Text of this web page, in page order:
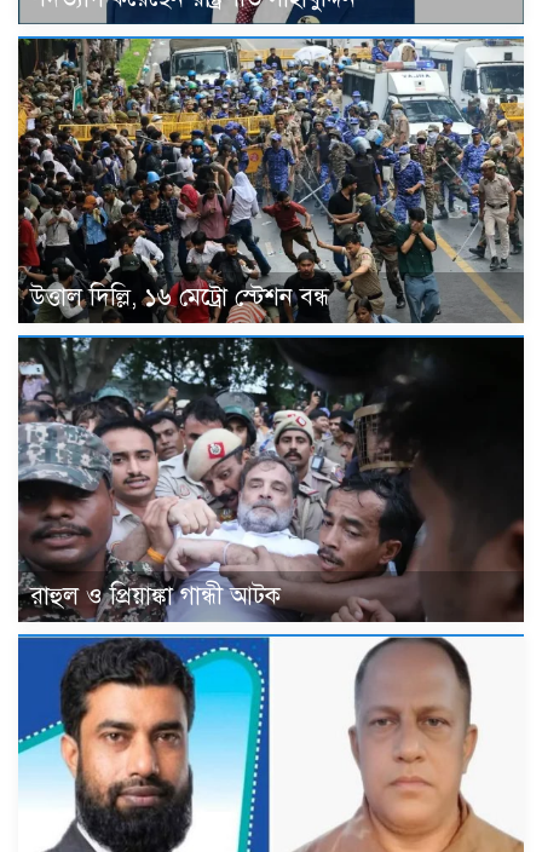
উত্তাল দিল্লি, ১৬ মেট্রো স্টেশন বন্ধ
রাহুল ও প্রিয়াঙ্কা গান্ধী আটক